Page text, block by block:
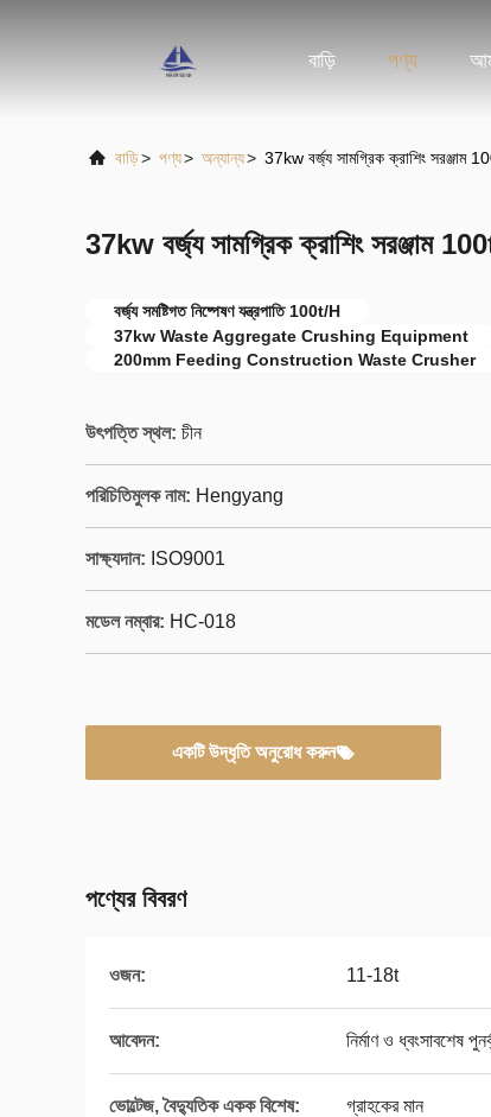
বাড়ি পণ্য
বাড়ি> পণ্য> অন্যান্য> 37kw বর্জ্য সামগ্রিক ক্রাশিং
37kw বর্জ্য সামগ্রিক ক্রাশিং সরঞ্জাম
বর্জ্য সমষ্টিগত নিষ্পেষণ যন্ত্রপাতি 100t/H
37kw Waste Aggregate Crushing Equipment
200mm Feeding Construction Waste Crusher
উৎপত্তি স্থল: চীন
পরিচিতিমুলক নাম: Hengyang
সাক্ষ্যদান: ISO9001
মডেল নম্বার: HC-018
একটি উদ্ধৃতি অনুরোধ করুন
পণ্যের বিবরণ
ওজন: 11-18t
আবেদন: নির্মাণ ও ধ্বংসাবশেষ
ভোল্টেজ, বৈদ্যুতিক একক বিশেষ: গ্রাহকের মান